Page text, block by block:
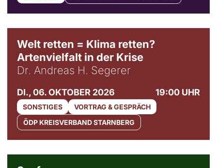
Welt retten = Klima retten?
Artenvielfalt in der Krise
Dr. Andreas H. Segerer
DI., 06. OKTOBER 2026 19:00 UHR
SONSTIGES
VORTRAG & GESPRÄCH
ÖDP KREISVERBAND STARNBERG